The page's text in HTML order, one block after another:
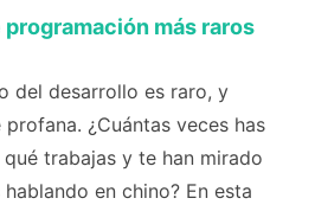
más raros
del desarrollo es raro, y
¿Cuántas veces has
trabajas y te han mirado
en chino? En esta